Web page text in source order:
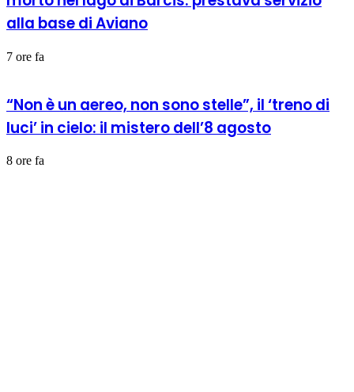
alla base di Aviano
7 ore fa
“Non è un aereo, non sono stelle”, il ‘treno di
luci’ in cielo: il mistero dell’8 agosto
8 ore fa